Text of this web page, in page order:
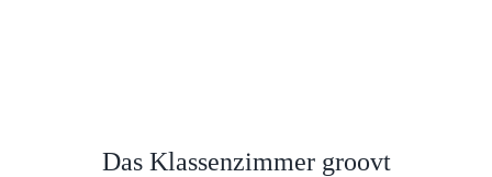
Das Klassenzimmer groovt